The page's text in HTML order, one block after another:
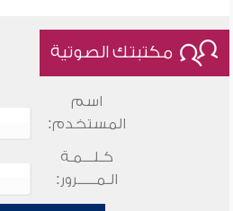
مكتبتك الصوتية
اسم
المستخدم:
كـلـــمـة
الـمـــــرور: